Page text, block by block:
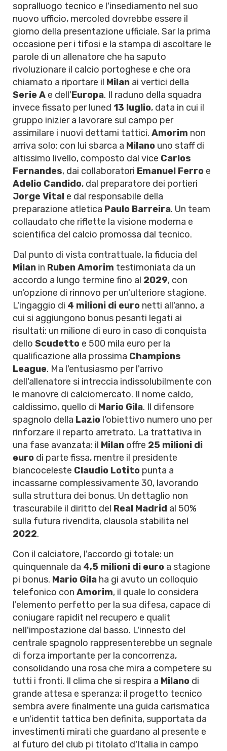
sopralluogo tecnico e l'insediamento nel suo
nuovo ufficio, mercoled dovrebbe essere il
giorno della presentazione ufficiale. Sar la prima
occasione per i tifosi e la stampa di ascoltare le
parole di un allenatore che ha saputo
rivoluzionare il calcio portoghese e che ora
chiamato a riportare il Milan ai vertici della
Serie A e dell'Europa. Il raduno della squadra
invece fissato per luned 13 luglio, data in cui il
gruppo inizier a lavorare sul campo per
assimilare i nuovi dettami tattici. Amorim non
arriva solo: con lui sbarca a Milano uno staff di
altissimo livello, composto dal vice Carlos
Fernandes, dai collaboratori Emanuel Ferro e
Adelio Candido, dal preparatore dei portieri
Jorge Vital e dal responsabile della
preparazione atletica Paulo Barreira. Un team
collaudato che riflette la visione moderna e
scientifica del calcio promossa dal tecnico.
Dal punto di vista contrattuale, la fiducia del
Milan in Ruben Amorim testimoniata da un
accordo a lungo termine fino al 2029, con
un'opzione di rinnovo per un'ulteriore stagione.
L'ingaggio di 4 milioni di euro netti all'anno, a
cui si aggiungono bonus pesanti legati ai
risultati: un milione di euro in caso di conquista
dello Scudetto e 500 mila euro per la
qualificazione alla prossima Champions
League. Ma l'entusiasmo per l'arrivo
dell'allenatore si intreccia indissolubilmente con
le manovre di calciomercato. Il nome caldo,
caldissimo, quello di Mario Gila. Il difensore
spagnolo della Lazio l'obiettivo numero uno per
rinforzare il reparto arretrato. La trattativa in
una fase avanzata: il Milan offre 25 milioni di
euro di parte fissa, mentre il presidente
biancoceleste Claudio Lotito punta a
incassarne complessivamente 30, lavorando
sulla struttura dei bonus. Un dettaglio non
trascurabile il diritto del Real Madrid al 50%
sulla futura rivendita, clausola stabilita nel
2022.
Con il calciatore, l'accordo gi totale: un
quinquennale da 4,5 milioni di euro a stagione
pi bonus. Mario Gila ha gi avuto un colloquio
telefonico con Amorim, il quale lo considera
l'elemento perfetto per la sua difesa, capace di
coniugare rapidit nel recupero e qualit
nell'impostazione dal basso. L'innesto del
centrale spagnolo rappresenterebbe un segnale
di forza importante per la concorrenza,
consolidando una rosa che mira a competere su
tutti i fronti. Il clima che si respira a Milano di
grande attesa e speranza: il progetto tecnico
sembra avere finalmente una guida carismatica
e un'identit tattica ben definita, supportata da
investimenti mirati che guardano al presente e
al futuro del club pi titolato d'Italia in campo